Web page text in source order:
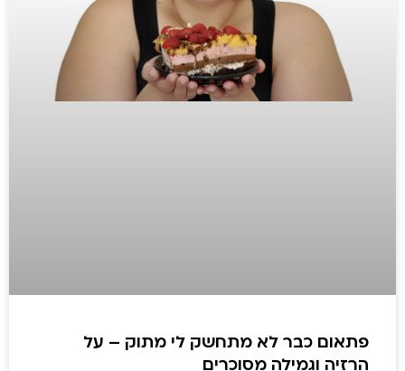
פתאום כבר לא מתחשק לי מתוק – על
הרזיה וגמילה מסוכרים